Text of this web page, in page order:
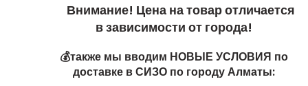
Внимание! Цена на товар отличается
в зависимости от города!
💰также мы вводим НОВЫЕ УСЛОВИЯ по
доставке в СИЗО по городу Алматы: